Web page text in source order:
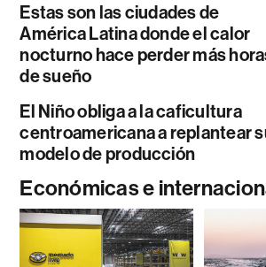
Estas son las ciudades de
América Latina donde el calor
nocturno hace perder más
de sueño
El Niño obliga a la caficultura
centroamericana a replantear
modelo de producción
Económicas e